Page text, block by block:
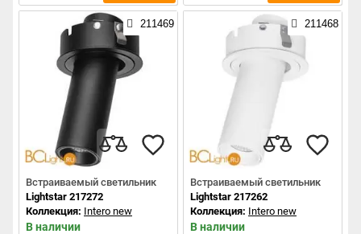
211469
Встраиваемый светильник
Lightstar 217272
Коллекция: Intero new
В наличии
211468
Встраиваемый светильник
Lightstar 217262
Коллекция: Intero new
В наличии